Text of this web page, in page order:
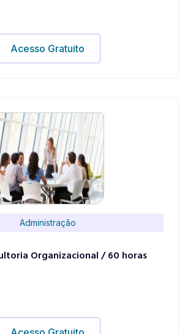
Acesso Gratuito
Administração
Organizacional / 60 horas